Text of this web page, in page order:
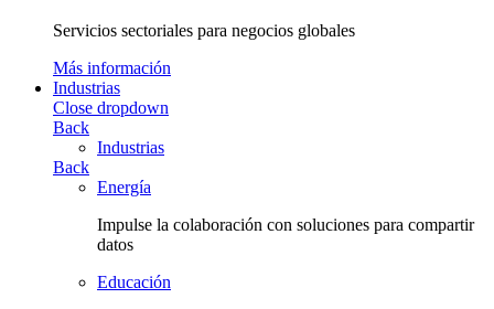
Servicios sectoriales para negocios globales
Más información
Industrias
Close dropdown
Back
Industrias
Back
Energía
Impulse la colaboración con soluciones para compartir
datos
Educación